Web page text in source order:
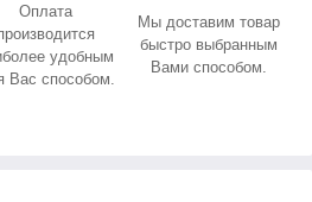
Оплата
удобным
Вас способом.
Мы доставим товар
быстро выбранным
Вами способом.